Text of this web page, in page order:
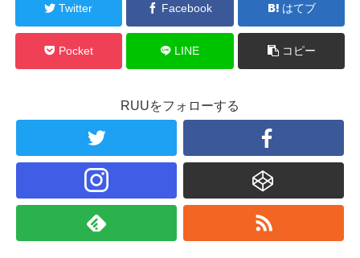
Twitter Facebook はてブ
Pocket LINE コピー
RUUをフォローする